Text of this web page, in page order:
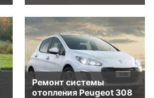
Ремонт системы
отопления Peugeot 308